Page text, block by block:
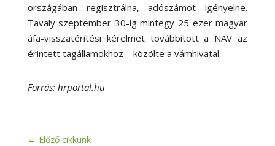
országában regisztrálna, adószámot igényelne.
Tavaly szeptember 30-ig mintegy 25 ezer magyar
áfa-visszatérítési kérelmet továbbított a NAV az
érintett tagállamokhoz – közölte a vámhivatal.
Forrás: hrportal.hu
← Előző cikkünk